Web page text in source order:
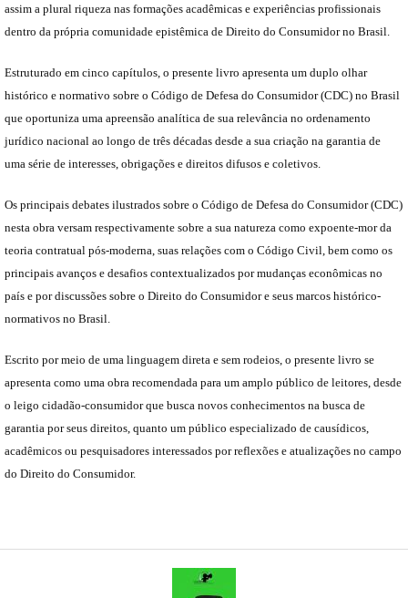
assim a plural riqueza nas formações acadêmicas e experiências profissionais
dentro da própria comunidade epistêmica de Direito do Consumidor no Brasil.
Estruturado em cinco capítulos, o presente livro apresenta um duplo olhar
histórico e normativo sobre o Código de Defesa do Consumidor (CDC) no Brasil
que oportuniza uma apreensão analítica de sua relevância no ordenamento
jurídico nacional ao longo de três décadas desde a sua criação na garantia de
uma série de interesses, obrigações e direitos difusos e coletivos.
Os principais debates ilustrados sobre o Código de Defesa do Consumidor (CDC)
nesta obra versam respectivamente sobre a sua natureza como expoente-mor da
teoria contratual pós-moderna, suas relações com o Código Civil, bem como os
principais avanços e desafios contextualizados por mudanças econômicas no
país e por discussões sobre o Direito do Consumidor e seus marcos histórico-
normativos no Brasil.
Escrito por meio de uma linguagem direta e sem rodeios, o presente livro se
apresenta como uma obra recomendada para um amplo público de leitores, desde
o leigo cidadão-consumidor que busca novos conhecimentos na busca de
garantia por seus direitos, quanto um público especializado de causídicos,
acadêmicos ou pesquisadores interessados por reflexões e atualizações no campo
do Direito do Consumidor.